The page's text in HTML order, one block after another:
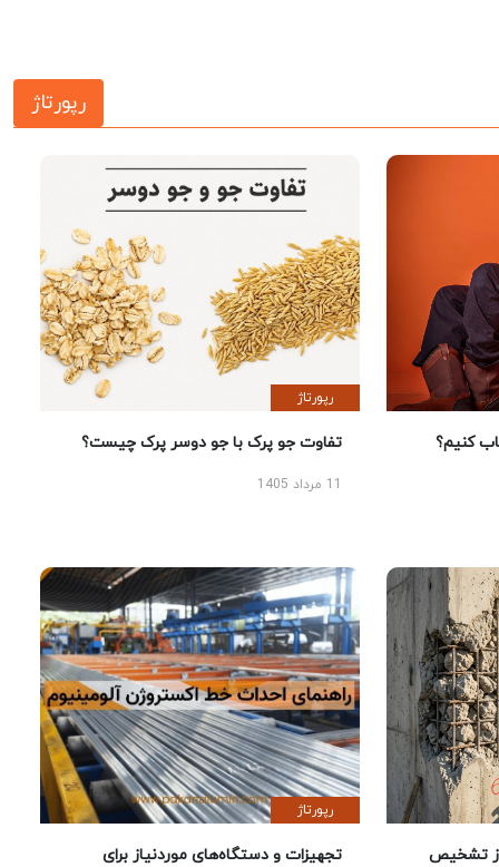
رپورتاژ
کنیم؟
رپورتاژ
تفاوت جو پرک با جو دوسر پرک چیست؟
تشخیص
رپورتاژ
تجهیزات و دستگاه‌های موردنیاز برای